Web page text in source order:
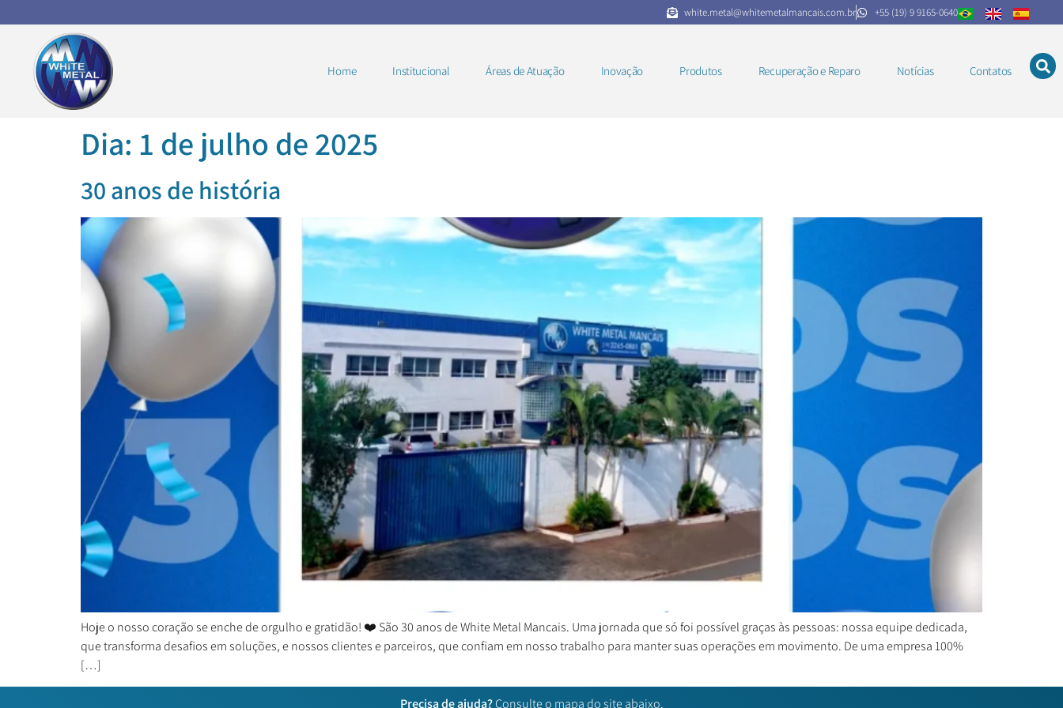
white.metal@whitemetalmancais.com.br +55 (19) 9 9165-0640
Home Institucional Áreas de Atuação Inovação Produtos Recuperação e Reparo Notícias Contatos
Dia: 1 de julho de 2025
30 anos de história
Hoje o nosso coração se enche de orgulho e gratidão! ❤️ São 30 anos de White Metal Mancais. Uma jornada que só foi possível graças às pessoas: nossa equipe dedicada,
que transforma desafios em soluções, e nossos clientes e parceiros, que confiam em nosso trabalho para manter suas operações em movimento. De uma empresa 100%
[…]
Precisa de ajuda?Consulte o mapa do site abaixo.